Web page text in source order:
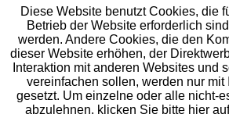
Diese Website benutzt Cookies, die
Betrieb der Website erforderlich
werden. Andere Cookies, die den
dieser Website erhöhen, der
Interaktion mit anderen Websites und
vereinfachen sollen, werden nur mit
gesetzt. Um einzelne oder alle nicht-
abzulehnen, klicken Sie bitte hier